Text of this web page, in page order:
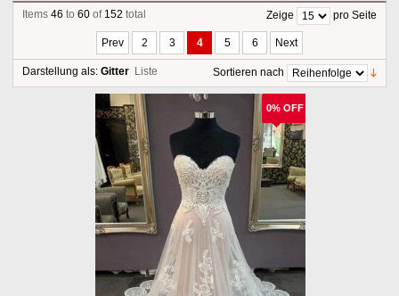
Items46 to60 of 152 total Zeige pro Seite
Prev 2 3 4 5 6 Next
Darstellung als: Gitter Liste Sortieren nach
0% OFF